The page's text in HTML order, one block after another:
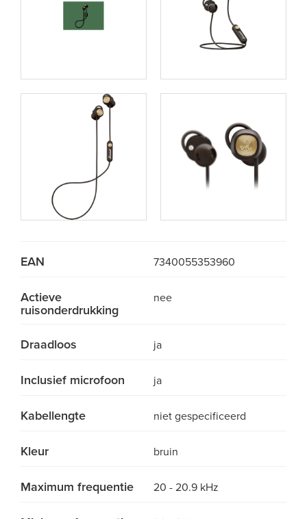
EAN 7340055353960
Actieve
ruisonderdrukking
nee
Draadloos ja
Inclusief microfoon ja
Kabellengte niet gespecificeerd
Kleur bruin
Maximum frequentie 20 - 20.9 kHz